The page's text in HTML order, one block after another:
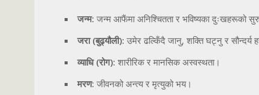
जन्म: जन्म आफैंमा अनिश्चितता र भविष्यका दुःखहरूको
जरा (बुढ्यौली): उमेर ढल्किँदै जानु, शक्ति घट्नु र सौन्दर्य
व्याधि (रोग): शारीरिक र मानसिक अस्वस्थता।
मरण: जीवनको अन्त्य र मृत्युको भय।